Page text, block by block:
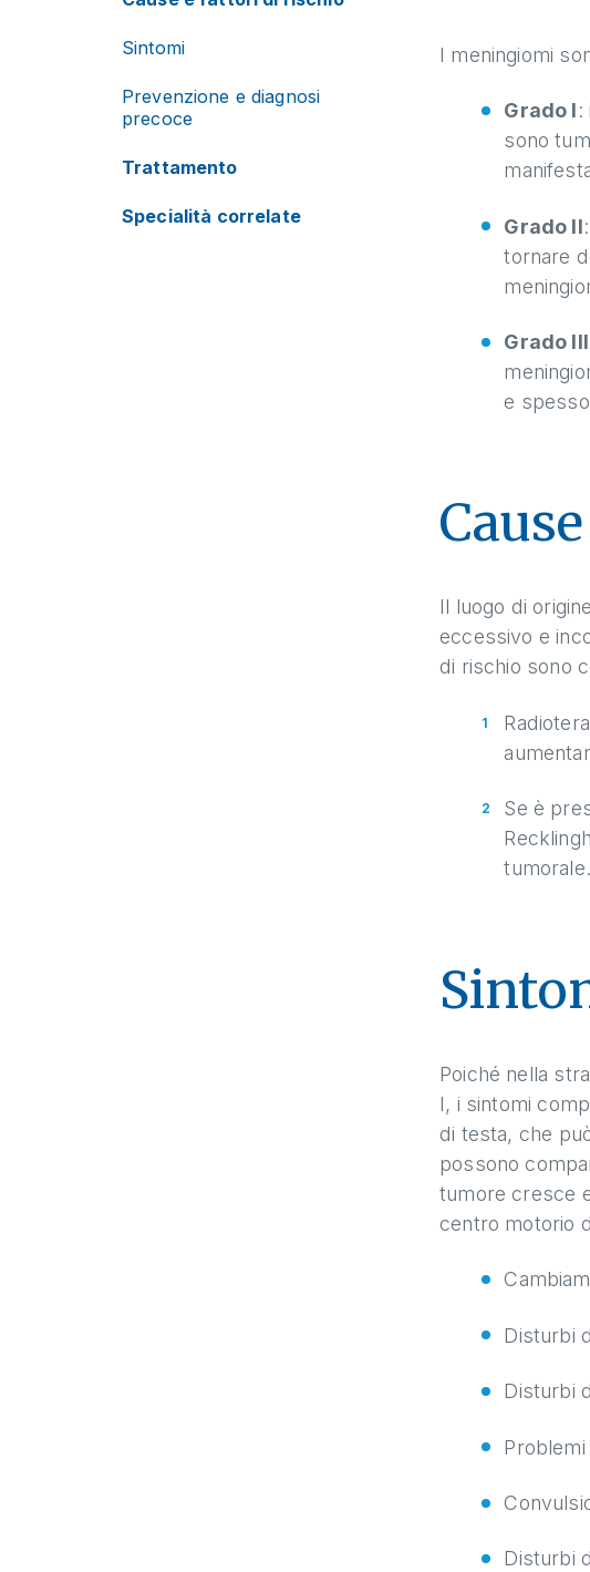
Sintomi
Prevenzione e diagnosi
precoce
Trattamento
Specialità correlate
I meningiomi
Grado I:
sono
Grado II
tornare
Grado III
e
Il luogo di
eccessivo e
di rischio sono
Se è
tumorale.
Poiché nella
I, i sintomi
di testa, che
possono
tumore cresce
centro motorio
Disturbi
Disturbi
Problemi
Disturbi